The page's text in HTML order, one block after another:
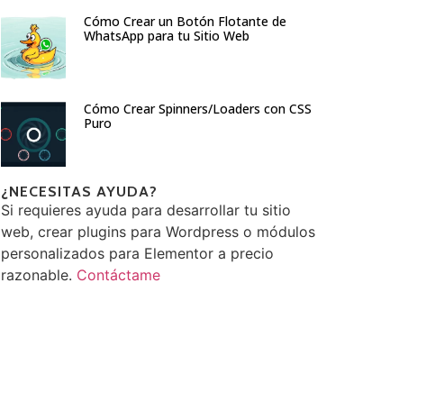
Cómo Crear un Botón Flotante de
WhatsApp para tu Sitio Web
Cómo Crear Spinners/Loaders con CSS
Puro
¿NECESITAS AYUDA?
Si requieres ayuda para desarrollar tu sitio
web, crear plugins para Wordpress o módulos
personalizados para Elementor a precio
razonable. Contáctame